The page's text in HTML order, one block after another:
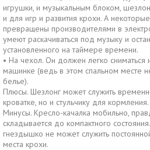
игрушки, и музыкальным блоком,
и для игр и развития крохи. А
превращены производителями в
умеют раскачиваться под музыку и
установленного на таймере времени.
• На чехол. Он должен легко сниматься
машинке (ведь в этом спальном месте
белье).
Плюсы. Шезлонг может служить
кроватке, но и стульчику для кормления.
Минусы. Кресло-качалка мобильно,
складывается до компактного
гнездышко не может служить
места крохи.